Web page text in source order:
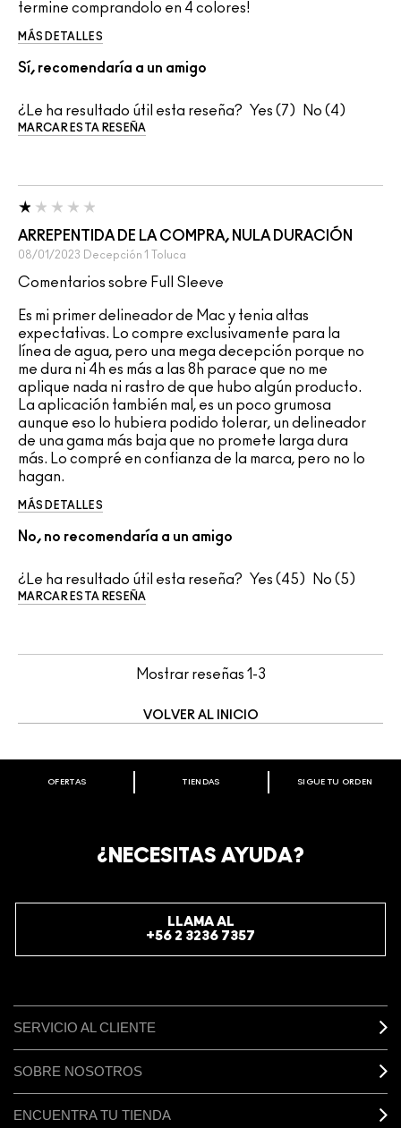
termine comprandolo en 4 colores!
MÁS DETALLES
Sí, recomendaría a un amigo
¿Le ha resultado útil esta reseña? 7 4
MARCAR ESTA RESEÑA
ARREPENTIDA DE LA COMPRA, NULA DURACIÓN
08/01/2023 Decepción 1 Toluca
Comentarios sobre Full Sleeve
Es mi primer delineador de Mac y tenia altas
expectativas. Lo compre exclusivamente para la
línea de agua, pero una mega decepción porque no
me dura ni 4h es más a las 8h parace que no me
aplique nada ni rastro de que hubo algún producto.
La aplicación también mal, es un poco grumosa
aunque eso lo hubiera podido tolerar, un delineador
de una gama más baja que no promete larga dura
más. Lo compré en confianza de la marca, pero no lo
hagan.
MÁS DETALLES
No, no recomendaría a un amigo
¿Le ha resultado útil esta reseña? 45 5
MARCAR ESTA RESEÑA
Mostrar reseñas 1-3
VOLVER AL INICIO
BIENVENIDO A M·A·C COSMETICS
REGÍSTRATE AHORA PARA RECIBIR INFORMACIÓN
OFERTAS TIENDAS SIGUE TU ORDEN
¿NECESITAS AYUDA?
LLAMA AL
+56 2 3236 7357
SERVICIO AL CLIENTE
SOBRE NOSOTROS
ENCUENTRA TU TIENDA